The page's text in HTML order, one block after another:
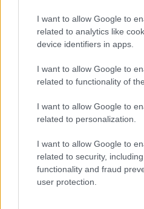
I want to allow Google to
related to analytics like
device identifiers in apps.
I want to allow Google to
related to functionality of
I want to allow Google to
related to personalization.
I want to allow Google to
related to security,
functionality and fraud
user protection.
Salmo finisce in
mondo per una
Giorgia Meloni a La
“Orgoglio e